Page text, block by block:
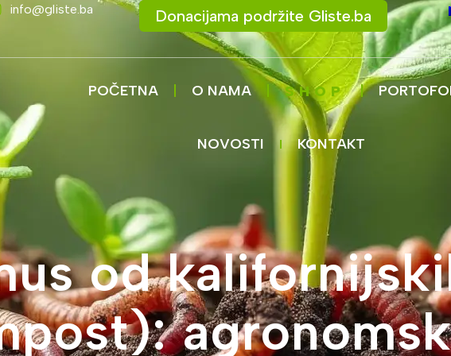
info@gliste.ba Donacijama podržite Gliste.ba
POČETNA O NAMA SHOP
NOVOSTI KONTAKT
od